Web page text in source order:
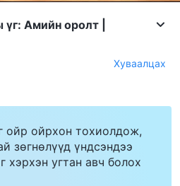
Амийн оролт |
Хуваалцах
ойр ойрхон тохиолдож,
зөгнөлүүд үндсэндээ
хэрхэн угтан авч болох